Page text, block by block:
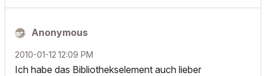
Anonymous
‎2010-01-12 12:09 PM
Ich habe das Bibliothekselement auch lieber